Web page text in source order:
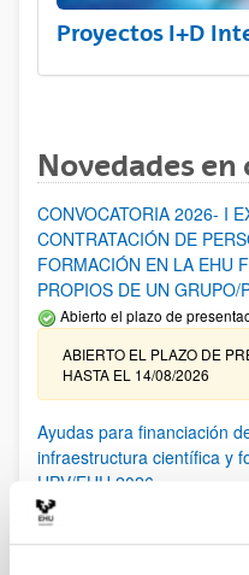
Proyectos I+D
Novedades
CONVOCATORIA 2026- I
CONTRATACIÓN DE
FORMACIÓN EN LA EHU
PROPIOS DE UN GRUPO/
Abierto el plazo de
ABIERTO EL PLAZO DE
HASTA EL 14/08/2026
Ayudas para financiación
infraestructura científica y
UPV/EHU 2026
25/03/2026: Corrección de